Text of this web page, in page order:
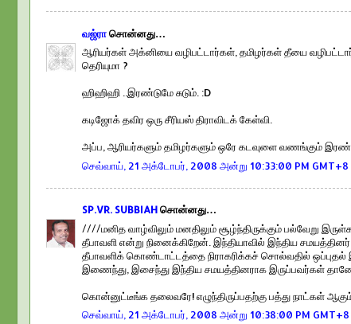
வஜ்ராசொன்னது…
ஆரியர்கள் அக்னியை வழிபட்டார்கள், தமிழர்கள் தீயை
தெரியுமா ?
ஹிஹிஹி ..இரண்டுமே சுடும். :D
கடிஜோக் தவிர ஒரு சீரியஸ் திராவிடக் கேள்வி.
அப்ப, ஆரியர்களும் தமிழர்களும் ஒரே கடவுளை வணங்கும் இரண்டு
செவ்வாய், 21 அக்டோபர், 2008 அன்று 10:33:00 PM GMT+8
SP.VR. SUBBIAHசொன்னது…
////மனித வாழ்விலும் மனதிலும் சூழ்ந்திருக்கும் பல்வேறு
தீபாவளி என்று நினைக்கிறேன். இந்தியாவில் இந்திய
தீபாவளிக் கொண்டாட்டத்தை நிராகரிக்கச் சொல்வதில் ஒப்புதல்
இணைந்து, இசைந்து இந்திய சமயத்தினராக இருப்பவர்கள்
கொன்னுட்டீங்க தலைவரே! எழுந்திருப்பதற்கு பத்து நாட்கள்
செவ்வாய், 21 அக்டோபர், 2008 அன்று 10:38:00 PM GMT+8